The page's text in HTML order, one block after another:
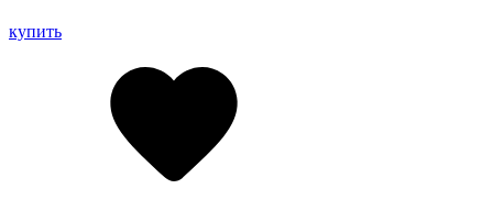
купить